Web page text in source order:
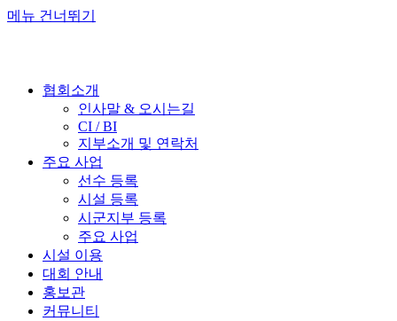
메뉴 건너뛰기
협회소개
인사말 & 오시는길
CI / BI
지부소개 및 연락처
주요 사업
선수 등록
시설 등록
시군지부 등록
주요 사업
시설 이용
대회 안내
홍보관
커뮤니티